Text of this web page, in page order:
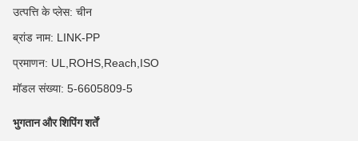
उत्पत्ति के प्लेस: चीन
ब्रांड नाम: LINK-PP
प्रमाणन: UL,ROHS,Reach,ISO
मॉडल संख्या: 5-6605809-5
भुगतान और शिपिंग शर्तें